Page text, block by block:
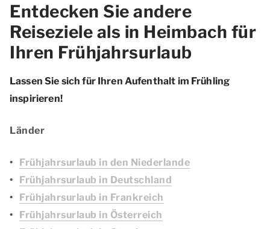
Entdecken Sie andere
Reiseziele als in Heimbach für
Ihren Frühjahrsurlaub
Lassen Sie sich für Ihren Aufenthalt im Frühling
inspirieren!
Länder
Frühjahrsurlaub in den Niederlande
Frühjahrsurlaub in Deutschland
Frühjahrsurlaub in Frankreich
Frühjahrsurlaub in Österreich